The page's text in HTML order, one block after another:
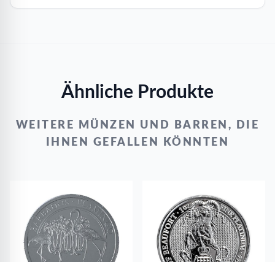
Ähnliche Produkte
WEITERE MÜNZEN UND BARREN, DIE
IHNEN GEFALLEN KÖNNTEN